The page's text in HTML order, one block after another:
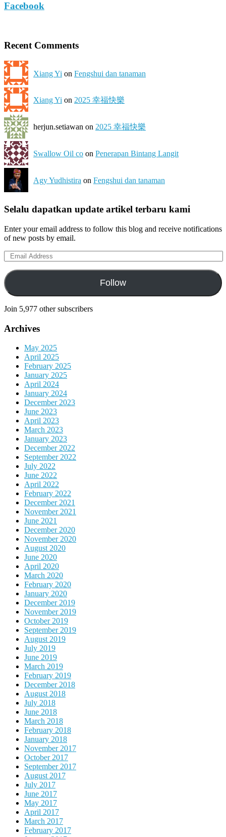
Facebook
Recent Comments
Xiang Yi on Fengshui dan tanaman
Xiang Yi on 2025 幸福快樂
herjun.setiawan on 2025 幸福快樂
Swallow Oil co on Penerapan Bintang Langit
Agy Yudhistira on Fengshui dan tanaman
Selalu dapatkan update artikel terbaru kami
Enter your email address to follow this blog and receive notifications
of new posts by email.
Email
Address:
Follow
Join 5,977 other subscribers
Archives
May 2025
April 2025
February 2025
January 2025
April 2024
January 2024
December 2023
June 2023
April 2023
March 2023
January 2023
December 2022
September 2022
July 2022
June 2022
April 2022
February 2022
December 2021
November 2021
June 2021
December 2020
November 2020
August 2020
June 2020
April 2020
March 2020
February 2020
January 2020
December 2019
November 2019
October 2019
September 2019
August 2019
July 2019
June 2019
March 2019
February 2019
December 2018
August 2018
July 2018
June 2018
March 2018
February 2018
January 2018
November 2017
October 2017
September 2017
August 2017
July 2017
June 2017
May 2017
April 2017
March 2017
February 2017